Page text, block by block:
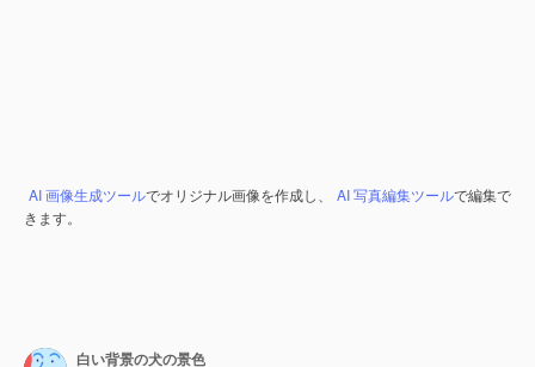
AI 画像生成ツールでオリジナル画像を作成し、 AI 写真編集ツールで編集で
きます。
白い背景の犬の景色